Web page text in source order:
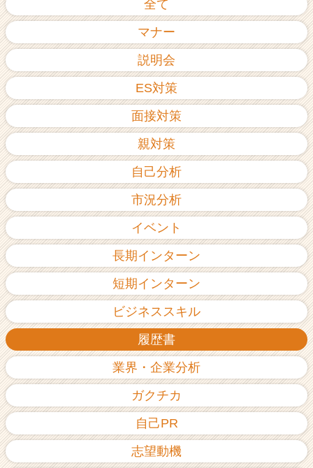
リ
（C
e
r
a
e
r）
全て
マナー
説明会
ES対策
面接対策
親対策
自己分析
市況分析
イベント
長期インターン
短期インターン
ビジネススキル
履歴書
業界・企業分析
ガクチカ
自己PR
志望動機